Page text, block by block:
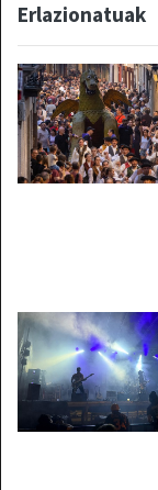
Erlazionatuak